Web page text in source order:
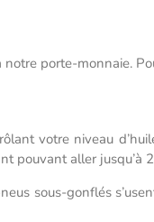
porte-monnaie.
votre niveau
pouvant aller jusqu’à
sous-gonflés